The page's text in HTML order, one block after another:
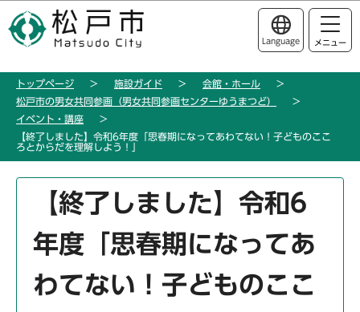
の
ー
このページの本文へ移動
Language メニュー
トップページ 施設ガイド
会館・ホール
松戸市の男女共同参画（男女共同参画センターゆうまつど）
イベント・講座
【終了しました】令和6年度「思春期になってあわてない！子どものここ
ろとからだを理解しよう！」
【終了しました】令和6
年度「思春期になってあ
わてない！子どものここ